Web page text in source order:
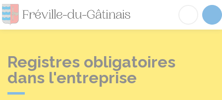
Fréville-du-
Registres obligatoires
dans l'entreprise